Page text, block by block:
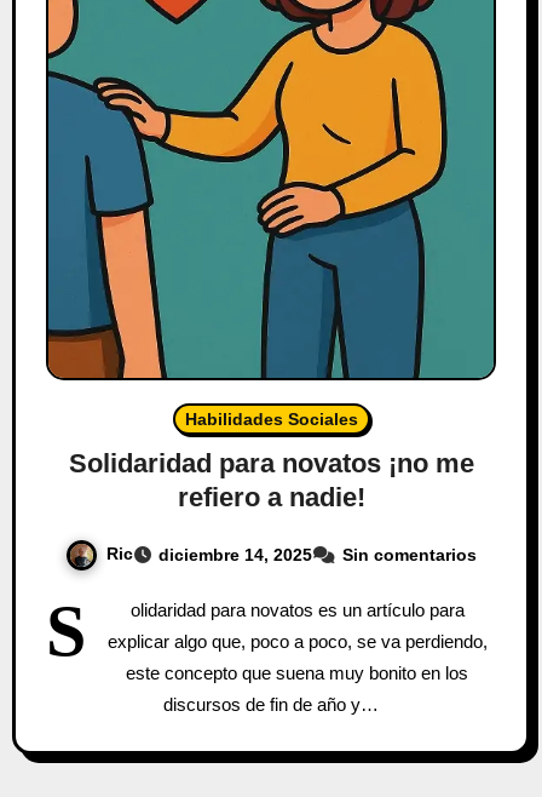
Habilidades Sociales
Solidaridad para novatos ¡no me
refiero a nadie!
Ric diciembre 14, 2025 Sin comentarios
S
olidaridad para novatos es un artículo para
explicar algo que, poco a poco, se va perdiendo,
este concepto que suena muy bonito en los
discursos de fin de año y…